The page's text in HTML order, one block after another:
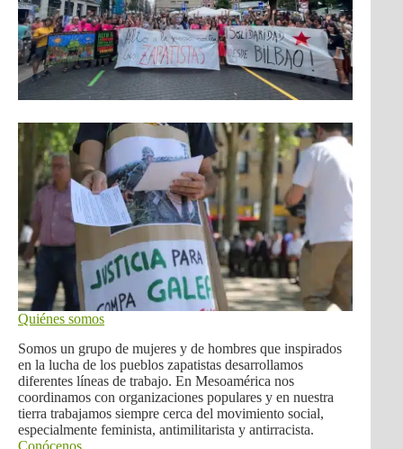
Quiénes somos
Somos un grupo de mujeres y de hombres que inspirados
en la lucha de los pueblos zapatistas desarrollamos
diferentes líneas de trabajo. En Mesoamérica nos
coordinamos con organizaciones populares y en nuestra
tierra trabajamos siempre cerca del movimiento social,
especialmente feminista, antimilitarista y antirracista.
Conócenos